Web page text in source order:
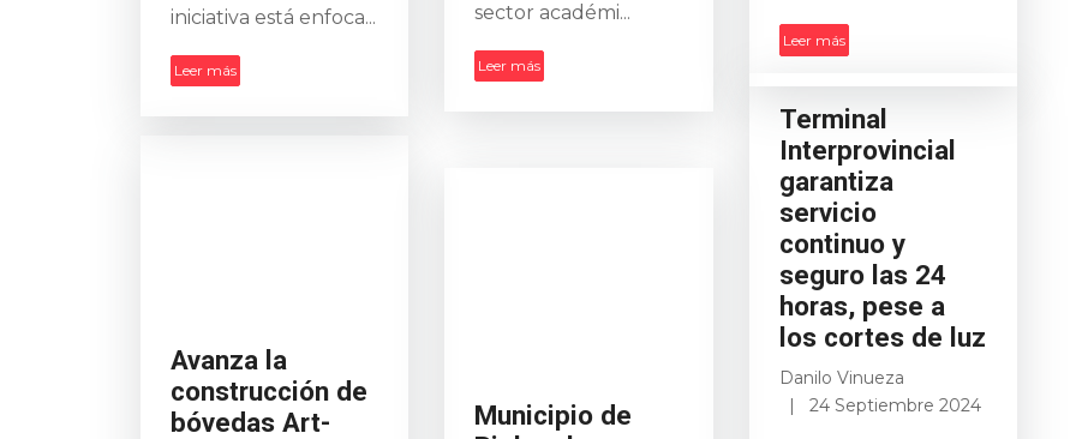
iniciativa está enfoca...
Leer más
sector académi...
Leer más
Leer más
Terminal
Interprovincial
garantiza
servicio
continuo y
seguro las 24
horas, pese a
los cortes de luz
Danilo Vinueza
24 Septiembre 2024
Avanza la
construcción de
bóvedas Art-
Municipio de